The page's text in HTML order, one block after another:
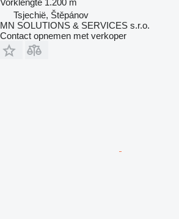
Vorklengte 1.200 m
Tsjechië, Štěpánov
MN SOLUTIONS & SERVICES s.r.o.
Contact opnemen met verkoper